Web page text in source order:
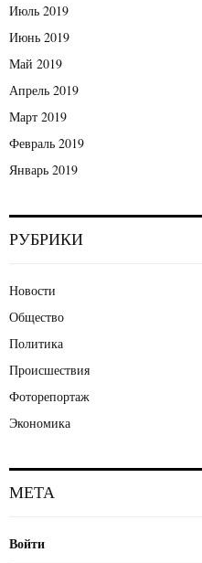
Июль 2019
Июнь 2019
Май 2019
Апрель 2019
Март 2019
Февраль 2019
Январь 2019
РУБРИКИ
Новости
Общество
Политика
Происшествия
Фоторепортаж
Экономика
МЕТА
Войти